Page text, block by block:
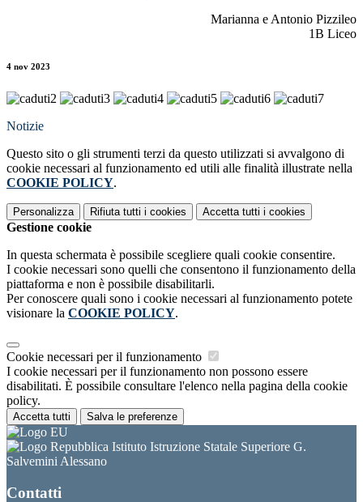
Marianna e Antonio Pizzileo
1B Liceo
4 nov 2023
Notizie
Questo sito o gli strumenti terzi da questo utilizzati si avvalgono di
cookie necessari al funzionamento ed utili alle finalità illustrate nella
COOKIE POLICY.
Personalizza Rifiuta tutti i cookies Accetta tutti i cookies
Gestione cookie
In questa schermata è possibile scegliere quali cookie consentire.
I cookie necessari sono quelli che consentono il funzionamento della
piattaforma e non è possibile disabilitarli.
Per conoscere quali sono i cookie necessari al funzionamento potete
visionare la COOKIE POLICY.
Cookie necessari per il funzionamento
I cookie necessari per il funzionamento non possono essere
disabilitati. È possibile consultare l'elenco nella pagina della cookie
policy.
Accetta tutti Salva le preferenze
Istituto Istruzione Statale Superiore G.
Salvemini Alessano
Contatti